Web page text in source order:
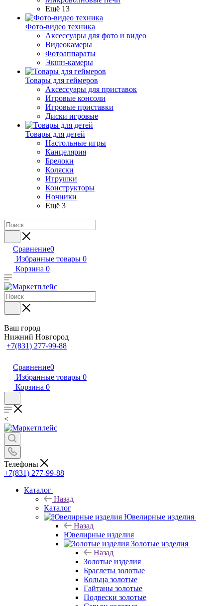
Ещё 13
Фото-видео техника
Аксессуары для фото и видео
Видеокамеры
Фотоаппараты
Экшн-камеры
Товары для геймеров
Аксессуары для приставок
Игровые консоли
Игровые приставки
Диски игровые
Товары для детей
Настольные игры
Канцелярия
Брелоки
Коляски
Игрушки
Конструкторы
Ночники
Ещё 3
Сравнение0
Избранные товары 0
Корзина 0
Ваш город
Нижний Новгород
+7(831) 277-99-88
Сравнение0
Избранные товары 0
Корзина 0
<
Телефоны
+7(831) 277-99-88
Каталог
Назад
Каталог
Ювелирные изделия
Назад
Ювелирные изделия
Золотые изделия
Назад
Золотые изделия
Браслеты золотые
Кольца золотые
Гайтаны золотые
Подвески золотые